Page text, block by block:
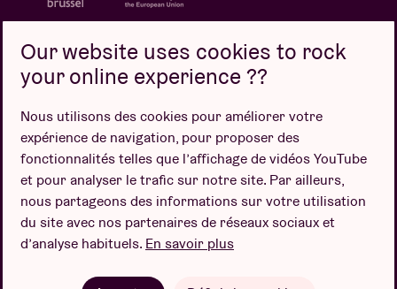
Politique de confidentialité
Politique de cookies
Conditions de vente
Design par
Our website uses cookies to rock
your online experience ??
Nous utilisons des cookies pour améliorer votre
expérience de navigation, pour proposer des
fonctionnalités telles que l’affichage de vidéos YouTube
et pour analyser le trafic sur notre site. Par ailleurs,
nous partageons des informations sur votre utilisation
du site avec nos partenaires de réseaux sociaux et
d’analyse habituels. En savoir plus